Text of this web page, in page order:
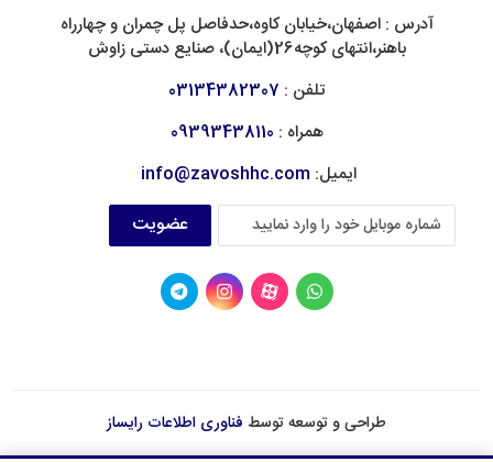
آدرس : اصفهان،خیابان کاوه،حدفاصل پل چمران و چهارراه
باهنر،انتهای کوچه26(ایمان)، صنایع دستی زاوش
تلفن : 03134382307
همراه : 09393438110
ایمیل: info@zavoshhc.com
عضویت
طراحی و توسعه توسط فناوری اطلاعات رایساز